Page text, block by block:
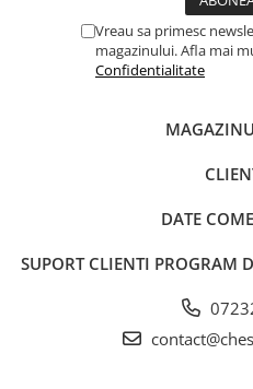
Vreau sa primesc
magazinului. Afla mai
Confidentialitate
DATE
SUPORT CLIENTI PROGRAM